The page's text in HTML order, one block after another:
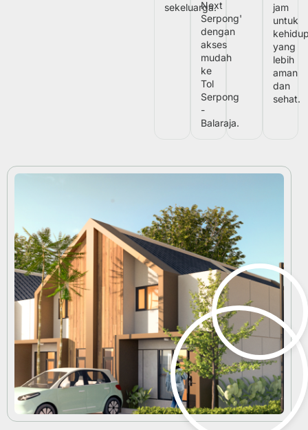
sekeluarga.
Next
Serpong'
dengan
akses
mudah
ke
Tol
Serpong
-
Balaraja.
jam
untuk
yang
lebih
aman
dan
sehat.